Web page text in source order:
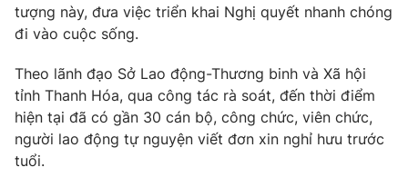
Thị trường
Lịch phát sóng
Chuyên mục khác
Emagazine Podcast
Photo
tượng này, đưa việc triển khai Nghị quyết nhanh chóng
đi vào cuộc sống.
Theo lãnh đạo Sở Lao động-Thương binh và Xã hội
tỉnh Thanh Hóa, qua công tác rà soát, đến thời điểm
hiện tại đã có gần 30 cán bộ, công chức, viên chức,
người lao động tự nguyện viết đơn xin nghỉ hưu trước
tuổi.